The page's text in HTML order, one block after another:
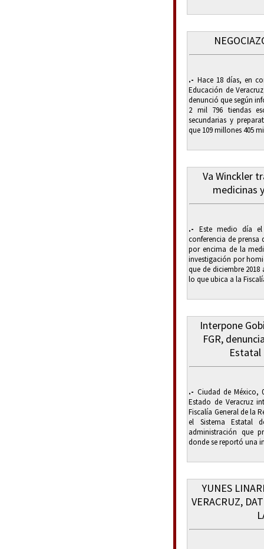
.- Hace 18 días, en
Educación de
denunció que según
2 mil 796 tiendas
secundarias y
que 109 millones 405
Va Winckler
medicinas
.- Este medio día
conferencia de prensa
por encima de la
investigación por
que de diciembre
lo que ubica a la
Interpone
FGR,
Estatal
.- Ciudad de México,
Estado de Veracruz
Fiscalía General de la
el Sistema Estatal
administración que
donde se reportó una
YUNES
VERACRUZ,